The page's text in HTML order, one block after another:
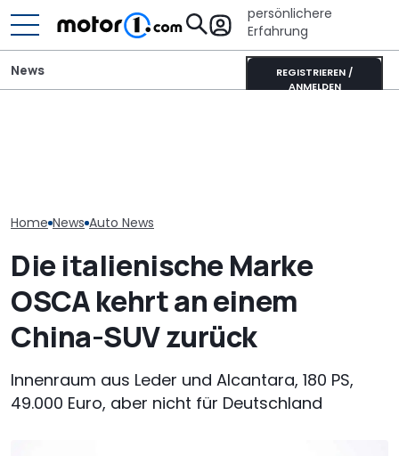
persönlichere
Erfahrung
REGISTRIEREN /
ANMELDEN
News
Home News Auto News
Die italienische Marke
OSCA kehrt an einem
China-SUV zurück
Innenraum aus Leder und Alcantara, 180 PS,
49.000 Euro, aber nicht für Deutschland